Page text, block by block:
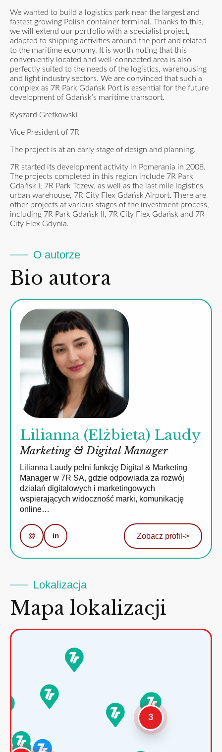
We wanted to build a logistics park near the largest and
fastest growing Polish container terminal. Thanks to this,
we will extend our portfolio with a specialist project,
adapted to shipping activities around the port and related
to the maritime economy. It is worth noting that this
conveniently located and well-connected area is also
perfectly suited to the needs of the logistics, warehousing
and light industry sectors. We are convinced that such a
complex as 7R Park Gdańsk Port is essential for the future
development of Gdańsk’s maritime transport.
Ryszard Gretkowski
Vice President of 7R
The project is at an early stage of design and planning.
7R started its development activity in Pomerania in 2008.
The projects completed in this region include 7R Park
Gdańsk I, 7R Park Tczew, as well as the last mile logistics
urban warehouse, 7R City Flex Gdańsk Airport. There are
other projects at various stages of the investment process,
including 7R Park Gdańsk II, 7R City Flex Gdańsk and 7R
City Flex Gdynia.
O autorze
Bio autora
Lilianna (Elżbieta) Laudy
Marketing & Digital Manager
Lilianna Laudy pełni funkcję Digital & Marketing
Manager w 7R SA, gdzie odpowiada za rozwój
działań digitalowych i marketingowych
wspierających widoczność marki, komunikację
online…
@ in Zobacz profil ->
Lokalizacja
Mapa lokalizacji
3